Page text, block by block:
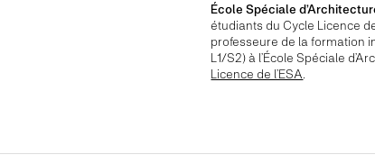
École Spéciale
étudiants du Cycle Licence
professeure de la formation
L1/S2) à l’École Spéciale
Licence de l’ESA.